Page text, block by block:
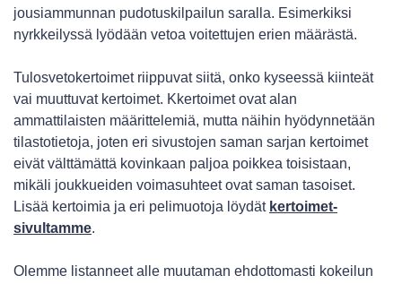
jousiammunnan pudotuskilpailun saralla. Esimerkiksi
nyrkkeilyssä lyödään vetoa voitettujen erien määrästä.
Tulosvetokertoimet riippuvat siitä, onko kyseessä kiinteät
vai muuttuvat kertoimet. Kkertoimet ovat alan
ammattilaisten määrittelemiä, mutta näihin hyödynnetään
tilastotietoja, joten eri sivustojen saman sarjan kertoimet
eivät välttämättä kovinkaan paljoa poikkea toisistaan,
mikäli joukkueiden voimasuhteet ovat saman tasoiset.
Lisää kertoimia ja eri pelimuotoja löydät kertoimet-
sivultamme.
Olemme listanneet alle muutaman ehdottomasti kokeilun